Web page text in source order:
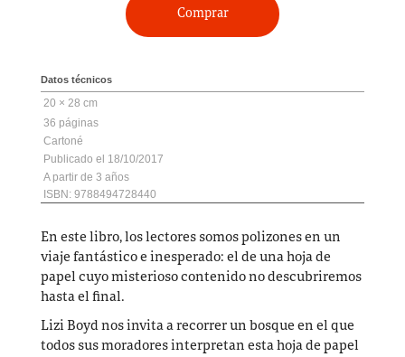
Comprar
Datos técnicos
20 × 28 cm
36
Cartoné
18/10/2017
3
ISBN: 9788494728440
En este libro, los lectores somos polizones en un
viaje fantástico e inesperado: el de una hoja de
papel cuyo misterioso contenido no descubriremos
hasta el final.
Lizi Boyd nos invita a recorrer un bosque en el que
todos sus moradores interpretan esta hoja de papel